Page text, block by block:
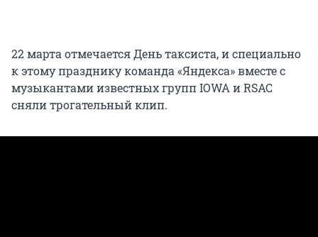
22 марта отмечается День таксиста, и специально
к этому празднику команда «Яндекса» вместе с
музыкантами известных групп IOWA и RSAC
сняли трогательный клип.